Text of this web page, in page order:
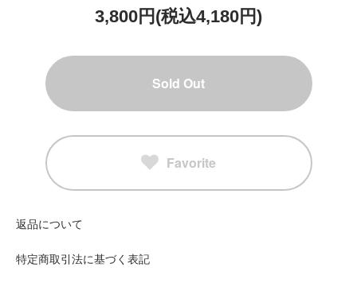
3,800円(税込4,180円)
Sold Out
Favorite
返品について
特定商取引法に基づく表記